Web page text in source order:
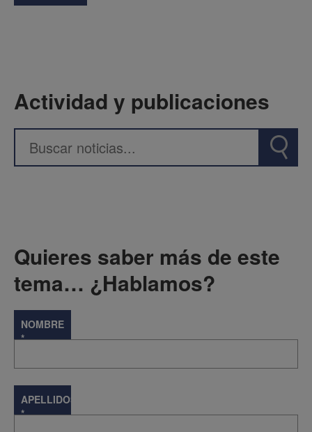
Actividad y publicaciones
Quieres saber más de este
tema… ¿Hablamos?
NOMBRE
*
APELLIDOS
*